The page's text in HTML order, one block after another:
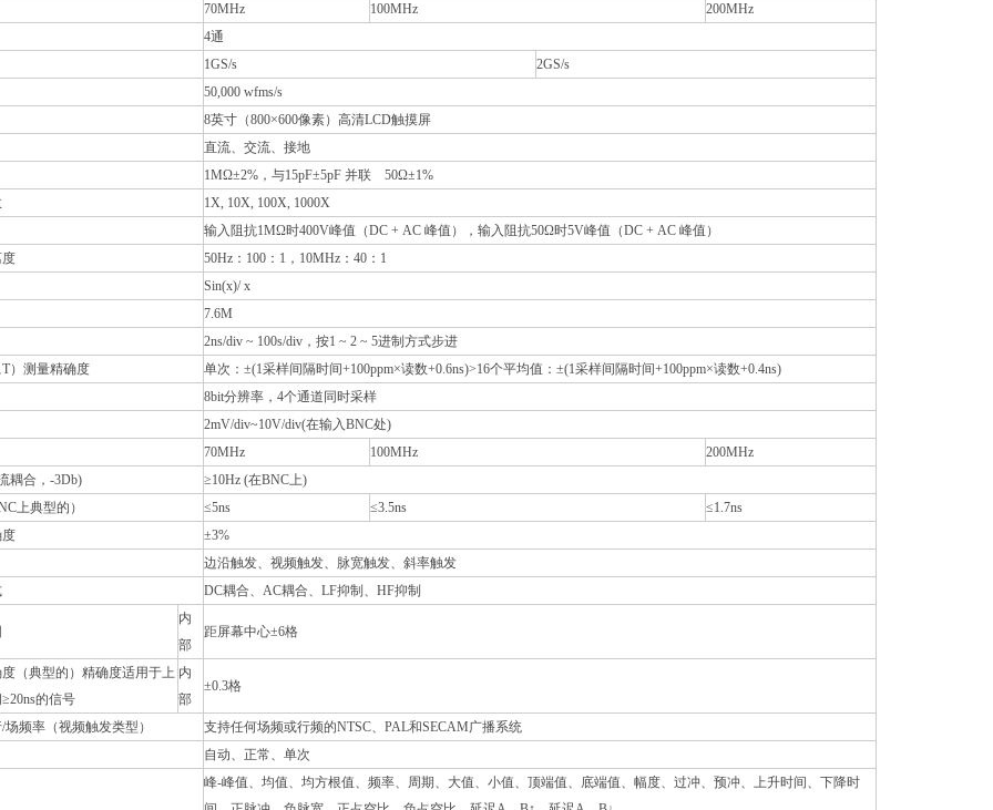
70MHz
100MHz
200MHz
4通
1GS/s
2GS/s
50,000 wfms/s
8英寸（800×600像素）高清LCD触摸屏
直流、交流、接地
1MΩ±2%，与15pF±5pF 并联 50Ω±1%
1X, 10X, 100X, 1000X
输入阻抗1MΩ时400V峰值（DC + AC 峰值），输入阻抗50Ω时5V峰值（DC + AC 峰值）
50Hz：100：1，10MHz：40：1
Sin(x)/ x
7.6M
2ns/div ~ 100s/div，按1 ~ 2 ~ 5进制方式步进
）测量精确度
单次：±(1采样间隔时间+100ppm×读数+0.6ns)>16个平均值：±(1采样间隔时间+100ppm×读数+0.4ns)
8bit分辨率，4个通道同时采样
2mV/div~10V/div(在输入BNC处)
70MHz
100MHz
200MHz
耦合，-3Db)
≥10Hz (在BNC上)
上典型的）
≤5ns ≤3.5ns
≤1.7ns
±3%
边沿触发、视频触发、脉宽触发、斜率触发
DC耦合、AC耦合、LF抑制、HF抑制
内
部
距屏幕中心±6格
（典型的）精确度适用于上
的信号
内
部
±0.3格
频率（视频触发类型）
支持任何场频或行频的NTSC、PAL和SECAM广播系统
自动、正常、单次
峰-峰值、均值、均方根值、频率、周期、大值、小值、顶端值、底端值、幅度、过冲、预冲、上升时间、下降时